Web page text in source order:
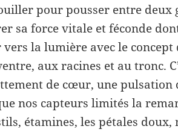
pour pousser entre deux
sa force vitale et féconde
vers la lumière avec le
aux racines et au tronc.
de cœur, une pulsation
nos capteurs limités la
étamines, les pétales doux,